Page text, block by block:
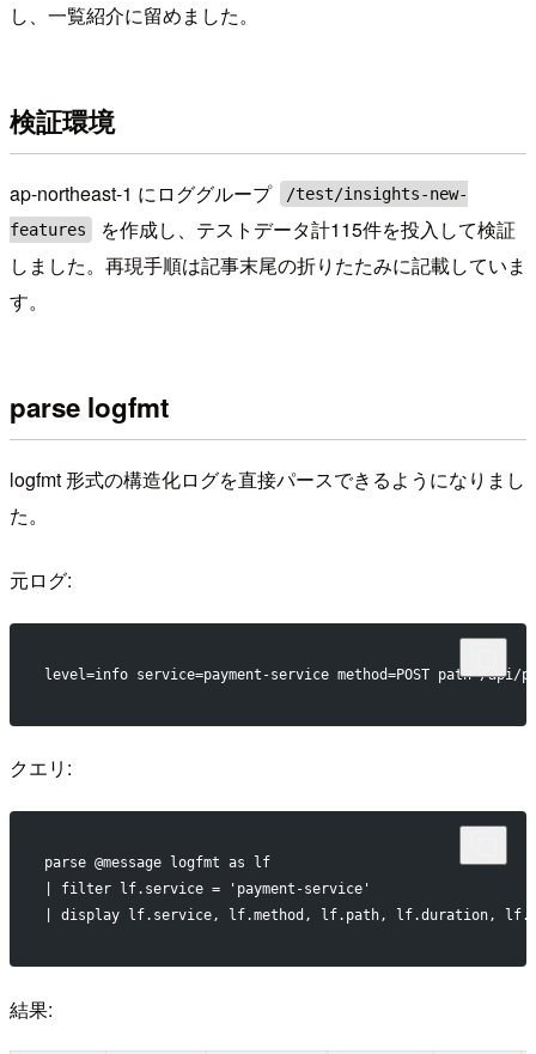
し、一覧紹介に留めました。
検証環境
ap-northeast-1 にロググループ
/test/insights-new-
features
を作成し、テストデータ計115件を投入して検証
しました。再現手順は記事末尾の折りたたみに記載していま
す。
parse logfmt
logfmt 形式の構造化ログを直接パースできるようになりまし
た。
元ログ:
level=info service=payment-service method=POST path=/api/
クエリ:
parse @message logfmt as lf
| filter lf.service = 'payment-service'
| display lf.service, lf.method, lf.path, lf.duration,
結果: